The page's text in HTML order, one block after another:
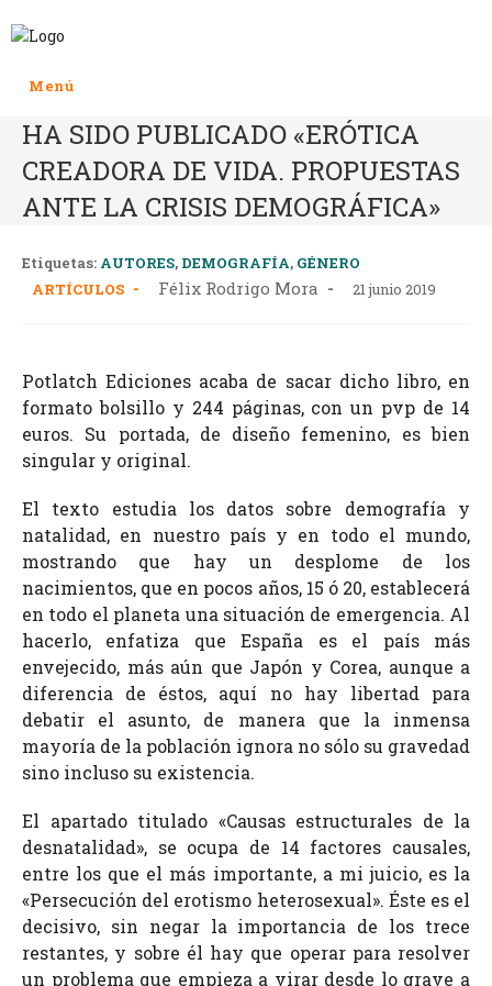
Menú
HA SIDO PUBLICADO «ERÓTICA
CREADORA DE VIDA. PROPUESTAS
ANTE LA CRISIS DEMOGRÁFICA»
Etiquetas: AUTORES, DEMOGRAFÍA, GÉNERO
ARTÍCULOS
Félix Rodrigo Mora 21 junio 2019
Potlatch Ediciones acaba de sacar dicho libro, en
formato bolsillo y 244 páginas, con un pvp de 14
euros. Su portada, de diseño femenino, es bien
singular y original.
El texto estudia los datos sobre demografía y
natalidad, en nuestro país y en todo el mundo,
mostrando que hay un desplome de los
nacimientos, que en pocos años, 15 ó 20, establecerá
en todo el planeta una situación de emergencia. Al
hacerlo, enfatiza que España es el país más
envejecido, más aún que Japón y Corea, aunque a
diferencia de éstos, aquí no hay libertad para
debatir el asunto, de manera que la inmensa
mayoría de la población ignora no sólo su gravedad
sino incluso su existencia.
El apartado titulado «Causas estructurales de la
desnatalidad», se ocupa de 14 factores causales,
entre los que el más importante, a mi juicio, es la
«Persecución del erotismo heterosexual». Éste es el
decisivo, sin negar la importancia de los trece
restantes, y sobre él hay que operar para resolver
un problema que empieza a virar desde lo grave a